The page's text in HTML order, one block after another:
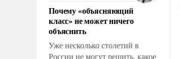
Почему «объясняющий
класс» не может ничего
объяснить
Уже несколько столетий в
России не могут решить, какое